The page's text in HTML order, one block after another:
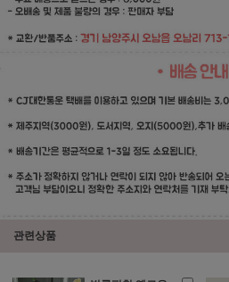
관련상품